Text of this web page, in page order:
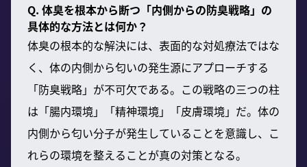
Q. 体臭を根本から断つ「内側からの防臭戦略」の
具体的な方法とは何か？
体臭の根本的な解決には、表面的な対処療法ではな
く、体の内側から匂いの発生源にアプローチする
「防臭戦略」が不可欠である。この戦略の三つの柱
は「腸内環境」「精神環境」「皮膚環境」だ。体の
内側から匂い分子が発生していることを意識し、こ
れらの環境を整えることが真の対策となる。